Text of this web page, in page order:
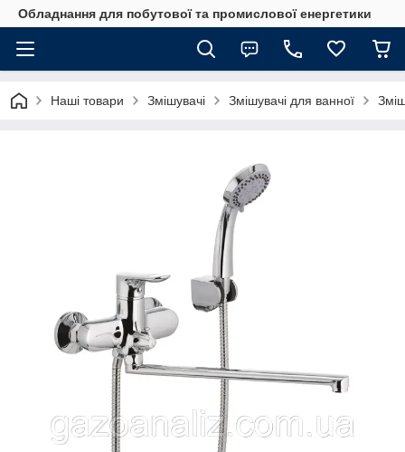
Обладнання для побутової та промислової енергетики
Наші товари Змішувачі Змішувачі для ванної